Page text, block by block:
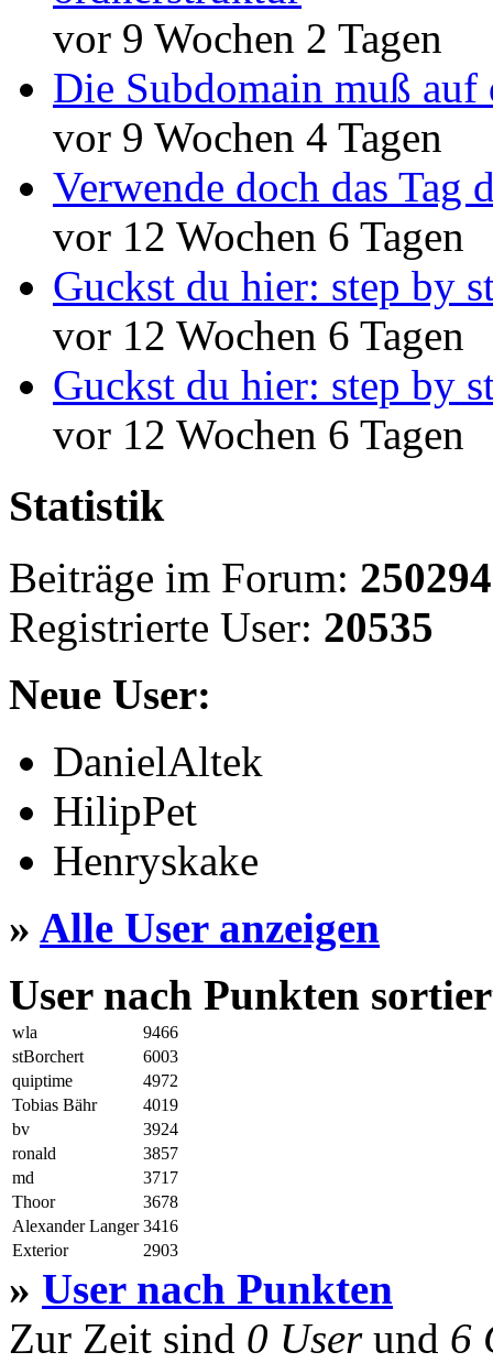
vor 9 Wochen 2 Tagen
Die Subdomain muß auf
vor 9 Wochen 4 Tagen
Verwende doch das Tag
vor 12 Wochen 6 Tagen
Guckst du hier: step by
vor 12 Wochen 6 Tagen
Guckst du hier: step by
vor 12 Wochen 6 Tagen
Statistik
Beiträge im Forum: 250294
Registrierte User: 20535
Neue User:
DanielAltek
HilipPet
Henryskake
» Alle User anzeigen
User nach Punkten
wla
9466
stBorchert
6003
quiptime
4972
Tobias Bähr
4019
bv
3924
ronald
3857
md
3717
Thoor
3678
Alexander Langer 3416
Exterior
2903
» User nach Punkten
Zur Zeit sind 0 Userund 6